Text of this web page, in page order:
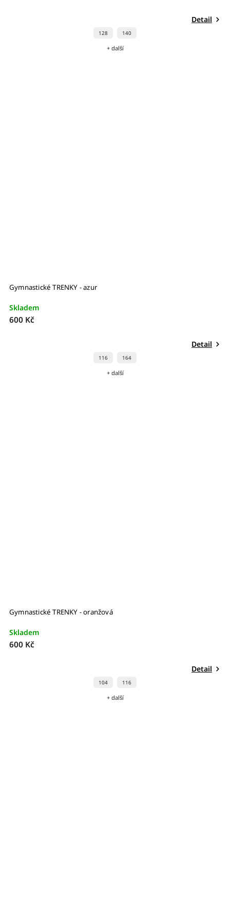
Detail
128 140
+ další
Gymnastické TRENKY - azur
Skladem
600 Kč
Detail
116 164
+ další
Gymnastické TRENKY - oranžová
Skladem
600 Kč
Detail
104 116
+ další